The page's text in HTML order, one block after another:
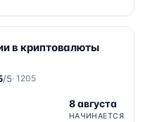
в криптовалюты
/5· 1205
8 августа
НАЧИНАЕТСЯ